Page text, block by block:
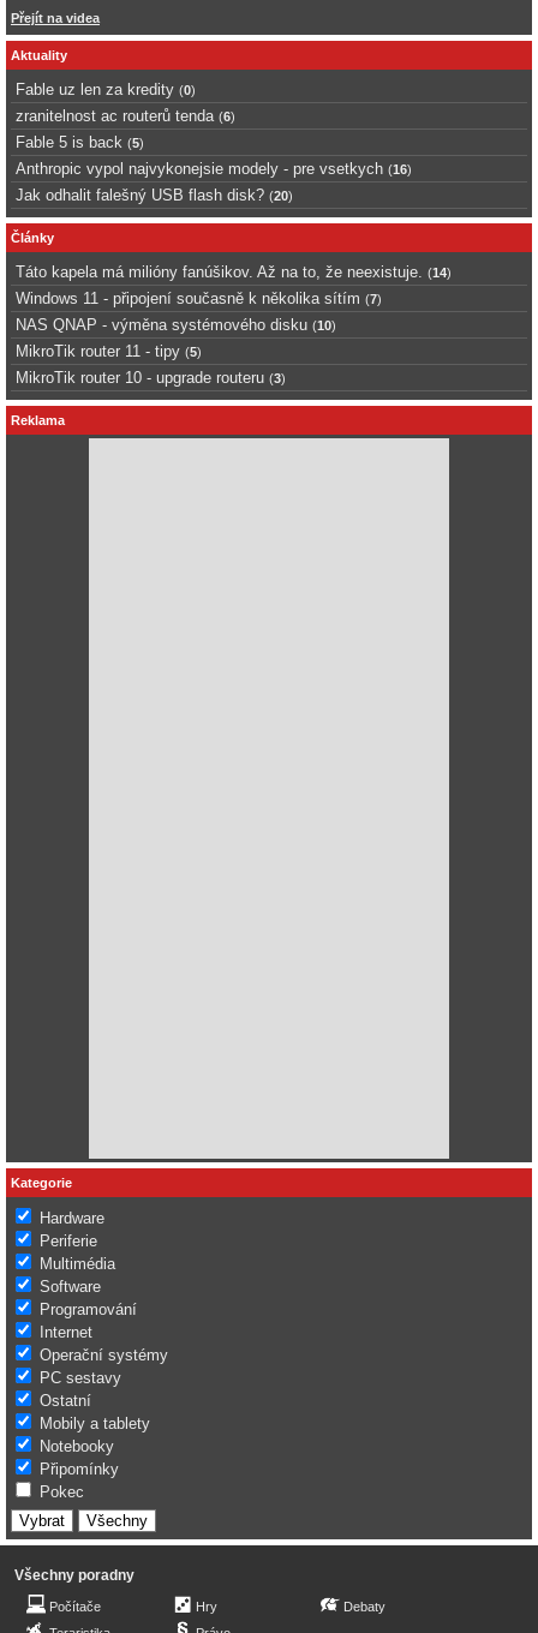
Přejít na videa
Aktuality
Fable uz len za kredity (0)
zranitelnost ac routerů tenda (6)
Fable 5 is back (5)
Anthropic vypol najvykonejsie modely - pre vsetkych (16)
Jak odhalit falešný USB flash disk? (20)
Články
Táto kapela má milióny fanúšikov. Až na to, že neexistuje. (14)
Windows 11 - připojení současně k několika sítím (7)
NAS QNAP - výměna systémového disku (10)
MikroTik router 11 - tipy (5)
MikroTik router 10 - upgrade routeru (3)
Reklama
Kategorie
Hardware
Periferie
Multimédia
Software
Programování
Internet
Operační systémy
PC sestavy
Ostatní
Mobily a tablety
Notebooky
Připomínky
Pokec
Všechny poradny
Počítače
Hry
Debaty